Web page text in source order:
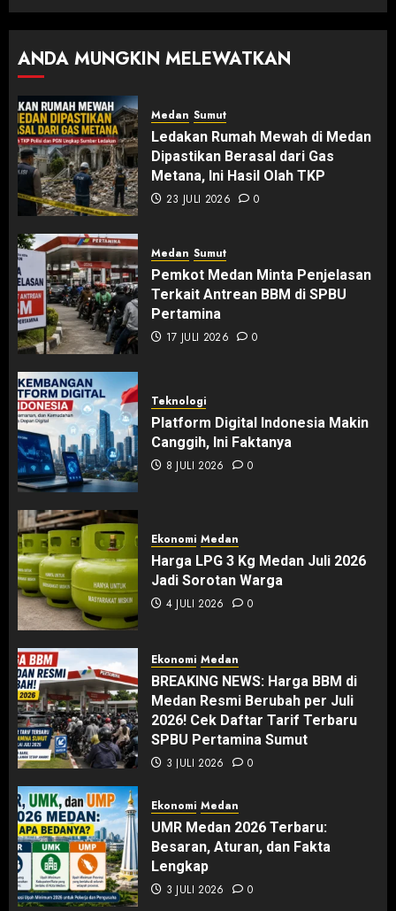
ANDA MUNGKIN MELEWATKAN
Medan Sumut
Ledakan Rumah Mewah di Medan
Dipastikan Berasal dari Gas
Metana, Ini Hasil Olah TKP
23 JULI 2026 0
Medan Sumut
Pemkot Medan Minta Penjelasan
Terkait Antrean BBM di SPBU
Pertamina
17 JULI 2026 0
Teknologi
Platform Digital Indonesia Makin
Canggih, Ini Faktanya
8 JULI 2026 0
Ekonomi Medan
Harga LPG 3 Kg Medan Juli 2026
Jadi Sorotan Warga
4 JULI 2026 0
Ekonomi Medan
BREAKING NEWS: Harga BBM di
Medan Resmi Berubah per Juli
2026! Cek Daftar Tarif Terbaru
SPBU Pertamina Sumut
3 JULI 2026 0
Ekonomi Medan
UMR Medan 2026 Terbaru:
Besaran, Aturan, dan Fakta
Lengkap
3 JULI 2026 0